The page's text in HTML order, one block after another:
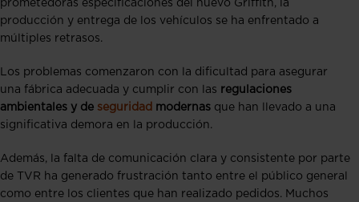
prometedoras especificaciones del nuevo Griffith, la
producción y entrega de los vehículos se ha enfrentado a
múltiples retrasos.
Los problemas comenzaron con la dificultad para asegurar
una fábrica adecuada y cumplir con las regulaciones
ambientales y de seguridad modernas que han llevado a una
significativa demora en la producción​​.
Además, la falta de comunicación clara y consistente por parte
de TVR ha generado frustración tanto entre el público general
como entre los clientes que han realizado pedidos. Muchos